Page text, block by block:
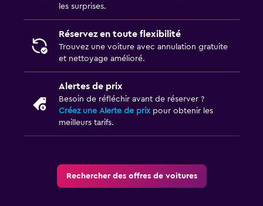
les surprises.
Réservez en toute flexibilité
Trouvez une voiture avec annulation gratuite
et nettoyage amélioré.
Alertes de prix
Besoin de réfléchir avant de réserver ?
Créez une Alerte de prixpour obtenir les
meilleurs tarifs.
Rechercher des offres de voitures